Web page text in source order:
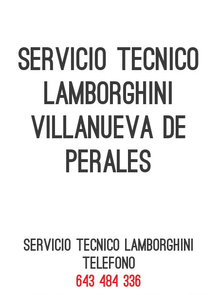
SERVICIO TECNICO
LAMBORGHINI
VILLANUEVA DE
PERALES
Servicio Tecnico Lamborghini
telefono
643 484 336